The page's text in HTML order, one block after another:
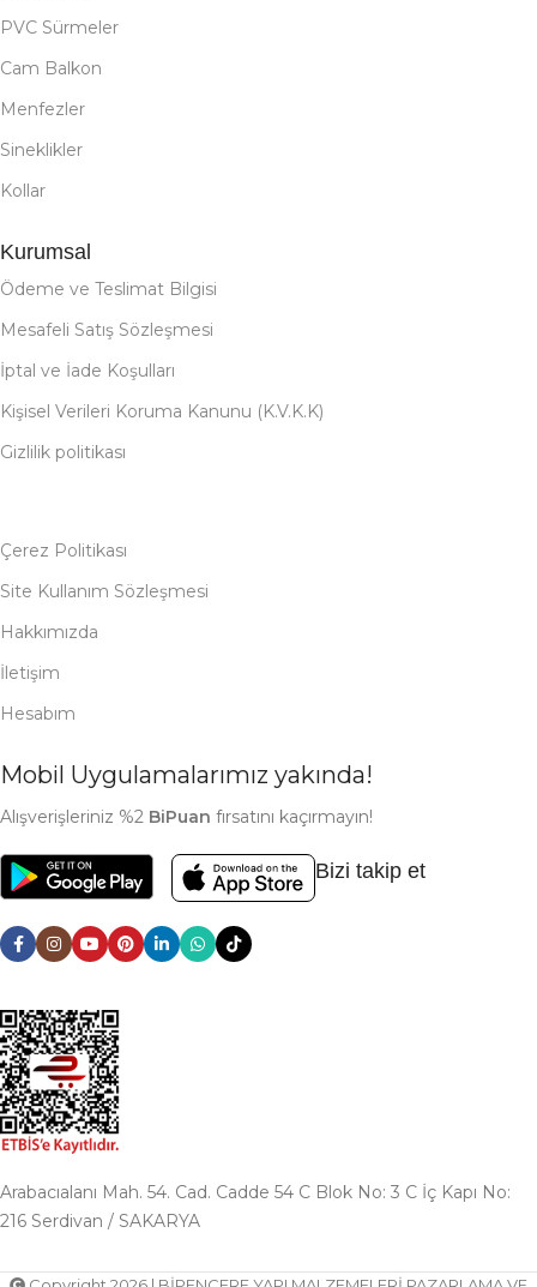
PVC Sürmeler
Cam Balkon
Menfezler
Sineklikler
Kollar
Kurumsal
Ödeme ve Teslimat Bilgisi
Mesafeli Satış Sözleşmesi
İptal ve İade Koşulları
Kişisel Verileri Koruma Kanunu (K.V.K.K)
Gizlilik politikası
Çerez Politikası
Site Kullanım Sözleşmesi
Hakkımızda
İletişim
Hesabım
Mobil Uygulamalarımız yakında!
Alışverişleriniz %2 BiPuan fırsatını kaçırmayın!
Bizi takip et
Arabacıalanı Mah. 54. Cad. Cadde 54 C Blok No: 3 C İç Kapı No:
216 Serdivan / SAKARYA